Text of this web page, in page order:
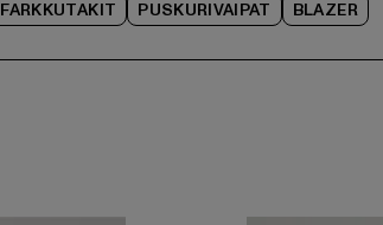
FARKKUTAKIT PUSKURIVAIPAT BLAZER